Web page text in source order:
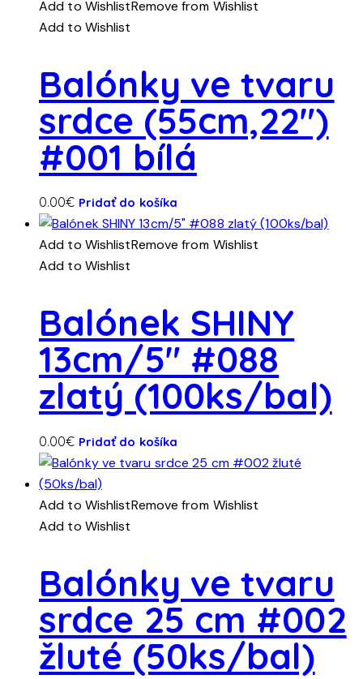
Add to WishlistRemove from Wishlist
Add to Wishlist
Balónky ve tvaru
srdce (55cm,22″)
#001 bílá
0.00€ Pridať do košíka
Add to WishlistRemove from Wishlist
Add to Wishlist
Balónek SHINY
13cm/5″ #088
zlatý (100ks/bal)
0.00€ Pridať do košíka
Add to WishlistRemove from Wishlist
Add to Wishlist
Balónky ve tvaru
srdce 25 cm #002
žluté (50ks/bal)